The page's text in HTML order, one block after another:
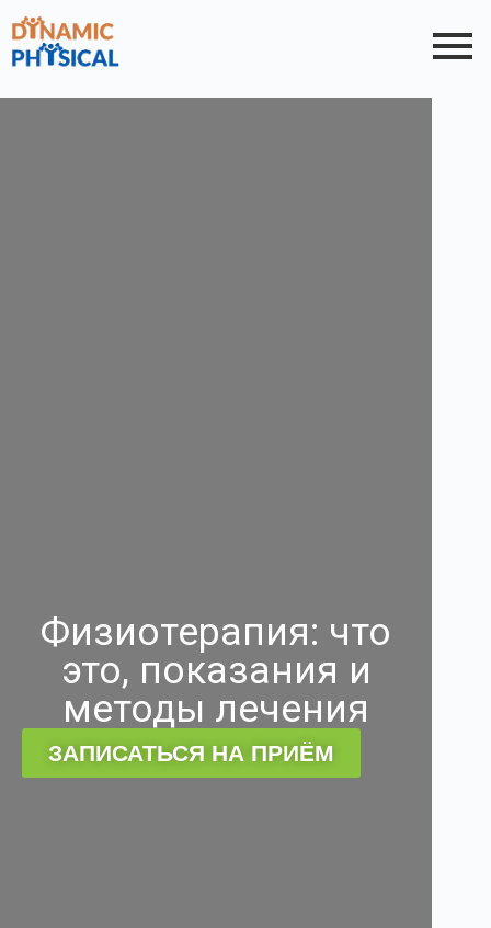
Физиотерапия: что
это, показания и
методы лечения
ЗАПИСАТЬСЯ НА ПРИЁМ